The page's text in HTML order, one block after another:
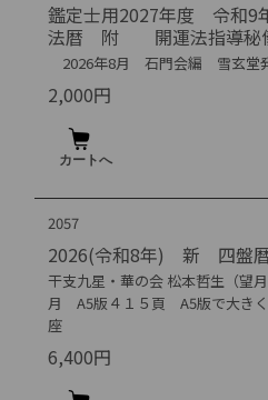
鑑定士用2027年度 令和9
法暦 附 開運法指導秘
2026年8月 石門会編 雪玄
2,000円
2057
2026(令和8年) 新 四盤
干支九星・華の会 松本哲生（
月 A5版４１５頁 A5版で大きく
座
6,400円